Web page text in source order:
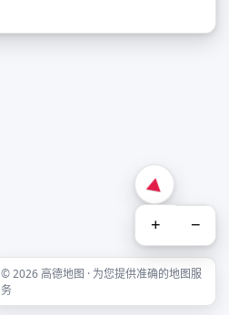
+ −
© 2026 高德地图 · 为您提供准确的地图服
务